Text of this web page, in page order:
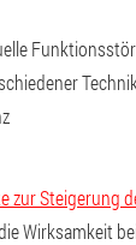
zur Steigerung
Wirksamkeit